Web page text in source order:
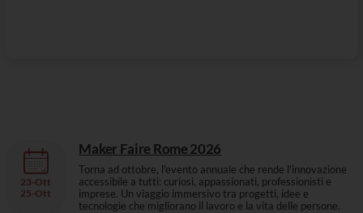
23-Ott
25-Ott
Maker Faire Rome 2026
Torna ad ottobre, l'evento annuale che rende l'innovazione
accessibile a tutti: curiosi, appassionati, professionisti e
imprese. Un viaggio immersivo tra progetti, idee e
tecnologie che migliorano il lavoro e la vita delle persone.